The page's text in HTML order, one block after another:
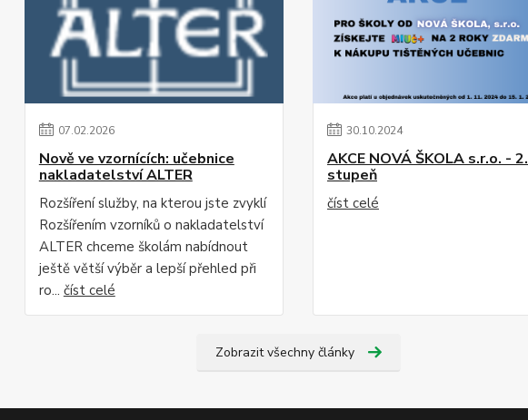
07.02.2026
Nově ve vzornících: učebnice
nakladatelství ALTER
Rozšíření služby, na kterou jste zvyklí
Rozšířením vzorníků o nakladatelství
ALTER chceme školám nabídnout
ještě větší výběr a lepší přehled při
ro... číst celé
30.10.2024
AKCE NOVÁ ŠKOLA s.r.o. - 2.
stupeň
číst celé
Zobrazit všechny články